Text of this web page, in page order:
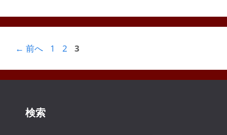
ゴ
リ
ー
← 前へ
ペ
ジ
1
ペ
ジ
2
ペ
ジ
3
検索